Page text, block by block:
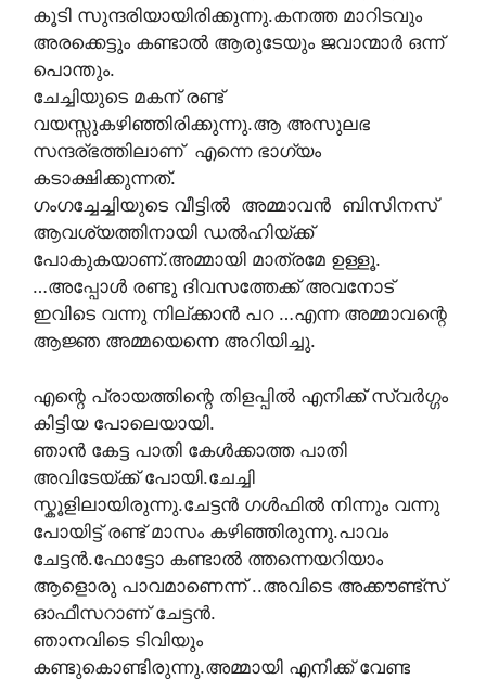
കൂടി സുന്ദരിയായിരിക്കുന്നു.കനത്ത മാറിടവും
അരക്കെട്ടും കണ്ടാൽ ആരുടേയും ജവാന്മാർ ഒന്ന്
പൊന്തും.
ചേച്ചിയുടെ മകന് രണ്ട്
വയസ്സുകഴിഞ്ഞിരിക്കുന്നു.ആ അസുലഭ
സന്ദര്ഭത്തിലാണ് എന്നെ ഭാഗ്യം
കടാക്ഷിക്കുന്നത്.
ഗംഗച്ചേച്ചിയുടെ വീട്ടിൽ അമ്മാവൻ ബിസിനസ്
ആവശ്യത്തിനായി ഡൽഹിയ്ക്ക്
പോകുകയാണ്.അമ്മായി മാത്രമേ ഉള്ളൂ.
…അപ്പോൾ രണ്ടു ദിവസത്തേക്ക് അവനോട്
ഇവിടെ വന്നു നില്ക്കാൻ പറ …എന്ന അമ്മാവന്റെ
ആജ്ഞ അമ്മയെന്നെ അറിയിച്ചു.
എന്റെ പ്രായത്തിന്റെ തിളപ്പിൽ എനിക്ക് സ്വര്‍ഗ്ഗം
കിട്ടിയ പോലെയായി.
ഞാൻ കേട്ട പാതി കേള്‍ക്കാത്ത പാതി
അവിടേയ്ക്ക് പോയി.ചേച്ചി
സ്കൂളിലായിരുന്നു.ചേട്ടൻ ഗൾഫിൽ നിന്നും വന്നു
പോയിട്ട് രണ്ട് മാസം കഴിഞ്ഞിരുന്നു.പാവം
ചേട്ടൻ.ഫോട്ടോ കണ്ടാൽ ത്തന്നെയറിയാം
ആളൊരു പാവമാണെന്ന് ..അവിടെ അക്കൗണ്ട്സ്
ഓഫീസറാണ് ചേട്ടൻ.
ഞാനവിടെ ടിവിയും
കണ്ടുകൊണ്ടിരുന്നു.അമ്മായി എനിക്ക് വേണ്ട